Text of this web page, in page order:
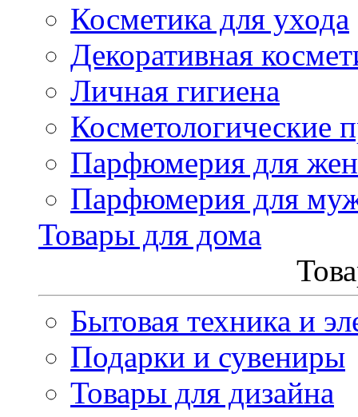
Косметика для ухода
Декоративная
Личная гигиена
Косметологические
Парфюмерия для
Парфюмерия для
Товары для дома
Бытовая техника и
Подарки и сувениры
Товары для дизайна